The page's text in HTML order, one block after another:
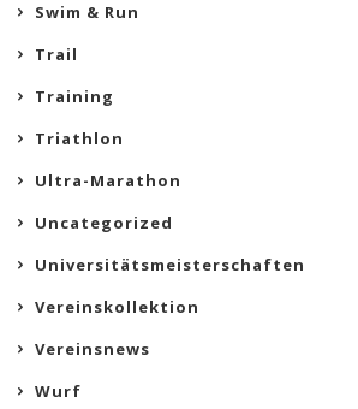
Swim & Run
Trail
Training
Triathlon
Ultra-Marathon
Uncategorized
Universitätsmeisterschaften
Vereinskollektion
Vereinsnews
Wurf